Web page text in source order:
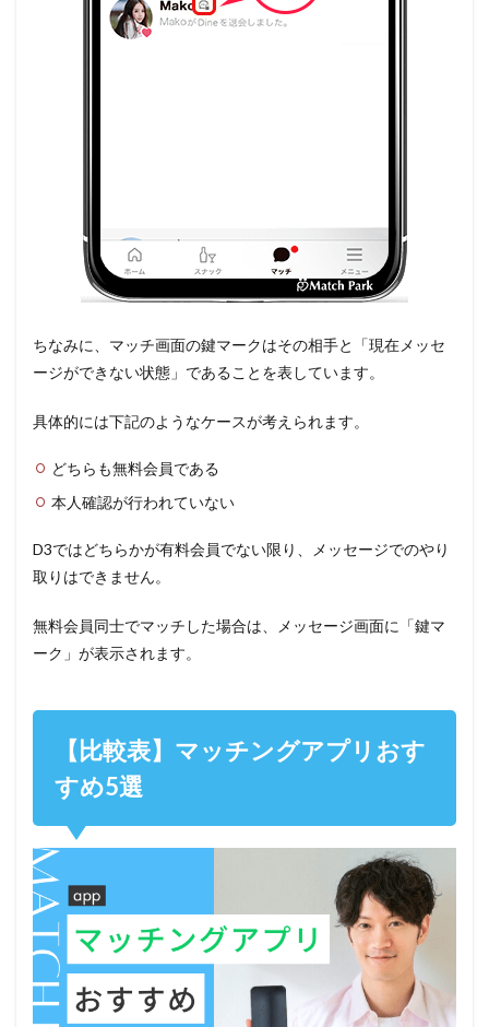
ちなみに、マッチ画面の鍵マークはその相手と「現在メッセ
ージができない状態」であることを表しています。
具体的には下記のようなケースが考えられます。
どちらも無料会員である
本人確認が行われていない
D3ではどちらかが有料会員でない限り、メッセージでのやり
取りはできません。
無料会員同士でマッチした場合は、メッセージ画面に「鍵マ
ーク」が表示されます。
【比較表】マッチングアプリおす
すめ5選